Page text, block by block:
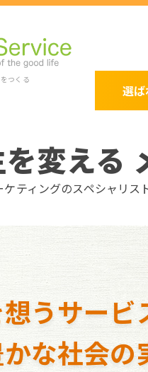
つくる
選
変える
ケティングのスペシャリス
うサービ
な社会の